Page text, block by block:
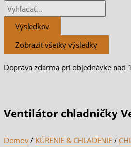
Výsledkov
Zobraziť všetky výsledky
Doprava zdarma pri objednávke nad
Ventilátor chladničky
Domov / KÚRENIE & CHLADENIE /